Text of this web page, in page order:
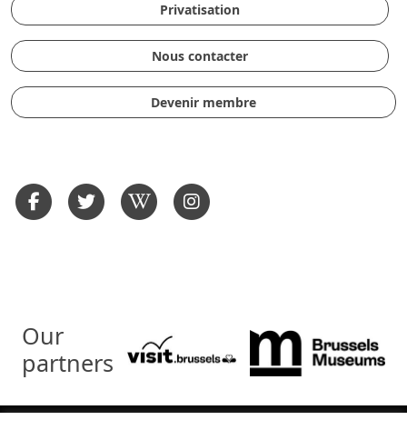
Privatisation
Nous contacter
Devenir membre
Our
partners